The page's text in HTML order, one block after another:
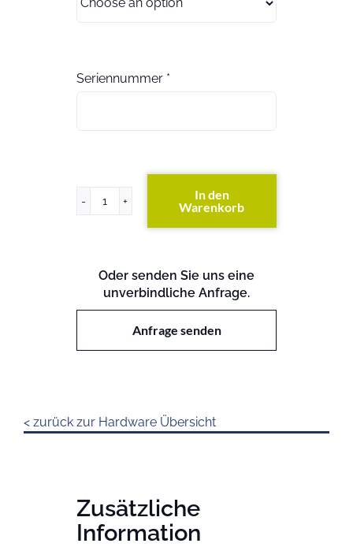
Seriennummer *
ProLiant
In den
Warenkorb
Oder senden Sie uns eine
unverbindliche Anfrage.
Anfrage senden
< zurück zur Hardware Übersicht
Zusätzliche
Information